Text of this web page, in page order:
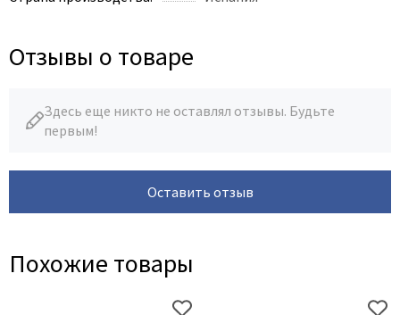
Отзывы о товаре
Здесь еще никто не оставлял отзывы. Будьте
первым!
Оставить отзыв
Похожие товары